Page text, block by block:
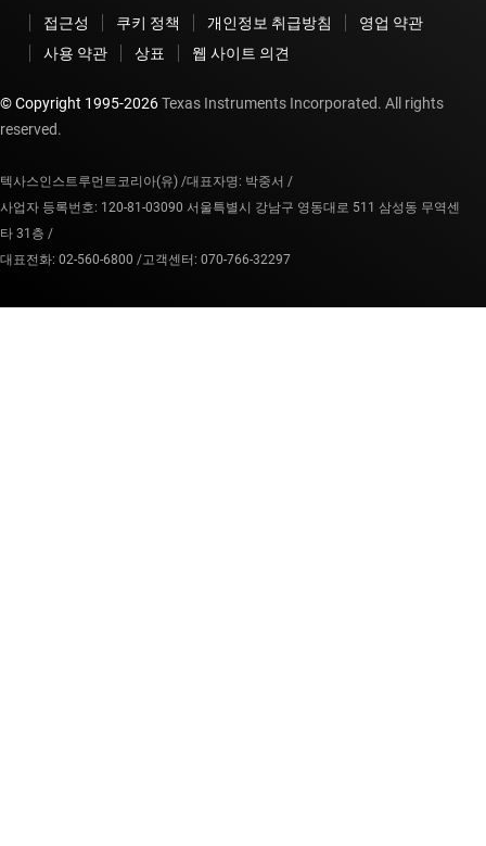
접근성 쿠키 정책 개인정보 취급방침
영업 약관
사용 약관
상표 웹 사이트 의견
© Copyright 1995-2026Texas Instruments Incorporated. All rights
reserved.
텍사스인스트루먼트코리아(유) /대표자명: 박중서 /
사업자 등록번호: 120-81-03090 서울특별시 강남구 영동대로 511 삼성동 무역센
타 31층 /
대표전화: 02-560-6800 /고객센터: 070-766-32297